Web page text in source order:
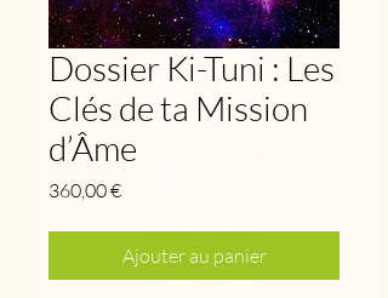
Dossier Ki-Tuni : Les
Clés de ta Mission
d’Âme
360,00 €Prix
Ajouter au panier